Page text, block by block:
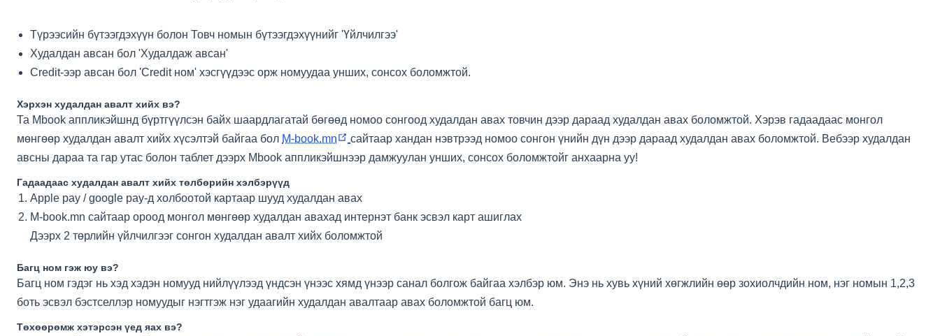
Түрээсийн бүтээгдэхүүн болон Товч номын бүтээгдэхүүнийг 'Үйлчилгээ'
Худалдан авсан бол 'Худалдаж авсан'
Credit-ээр авсан бол 'Credit ном' хэсгүүдээс орж номуудаа унших, сонсох боломжтой.
Хэрхэн худалдан авалт хийх вэ?
Та Mbook аппликэйшнд бүртгүүлсэн байх шаардлагатай бөгөөд номоо сонгоод худалдан авах товчин дээр дараад худалдан авах боломжтой. Хэрэв гадаадаас монгол
мөнгөөр худалдан авалт хийх хүсэлтэй байгаа бол M-book.mn
(opens
new
сайтаар хандан нэвтрээд номоо сонгон үнийн дүн дээр дараад худалдан авах боломжтой. Вебээр худалдан
авсны дараа та гар утас болон таблет дээрх Mbook аппликэйшнээр дамжуулан унших, сонсох боломжтойг анхаарна уу!
Гадаадаас худалдан авалт хийх төлбөрийн хэлбэрүүд
Apple pay / google pay-д холбоотой картаар шууд худалдан авах
M-book.mn сайтаар ороод монгол мөнгөөр худалдан авахад интернэт банк эсвэл карт ашиглах
Дээрх 2 төрлийн үйлчилгээг сонгон худалдан авалт хийх боломжтой
Багц ном гэж юу вэ?
Багц ном гэдэг нь хэд хэдэн номууд нийлүүлээд үндсэн үнээс хямд үнээр санал болгож байгаа хэлбэр юм. Энэ нь хувь хүний хөгжлийн өөр зохиолчдийн ном, нэг номын 1,2,3
боть эсвэл бэстселлэр номуудыг нэгтгэж нэг удаагийн худалдан авалтаар авах боломжтой багц юм.
Төхөөрөмж хэтэрсэн үед яах вэ?